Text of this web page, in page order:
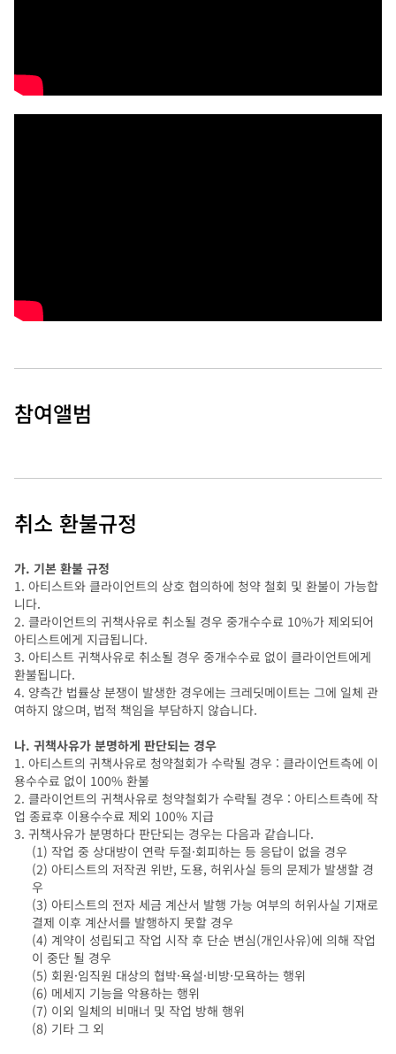
참여앨범
취소 환불규정
가. 기본 환불 규정
1. 아티스트와 클라이언트의 상호 협의하에 청약 철회 및 환불이 가능합
니다.
2. 클라이언트의 귀책사유로 취소될 경우 중개수수료 10%가 제외되어
아티스트에게 지급됩니다.
3. 아티스트 귀책사유로 취소될 경우 중개수수료 없이 클라이언트에게
환불됩니다.
4. 양측간 법률상 분쟁이 발생한 경우에는 크레딧메이트는 그에 일체 관
여하지 않으며, 법적 책임을 부담하지 않습니다.
나. 귀책사유가 분명하게 판단되는 경우
1. 아티스트의 귀책사유로 청약철회가 수락될 경우 : 클라이언트측에 이
용수수료 없이 100% 환불
2. 클라이언트의 귀책사유로 청약철회가 수락될 경우 : 아티스트측에 작
업 종료후 이용수수료 제외 100% 지급
3. 귀책사유가 분명하다 판단되는 경우는 다음과 같습니다.
(1) 작업 중 상대방이 연락 두절·회피하는 등 응답이 없을 경우
(2) 아티스트의 저작권 위반, 도용, 허위사실 등의 문제가 발생할 경
우
(3) 아티스트의 전자 세금 계산서 발행 가능 여부의 허위사실 기재로
결제 이후 계산서를 발행하지 못할 경우
(4) 계약이 성립되고 작업 시작 후 단순 변심(개인사유)에 의해 작업
이 중단 될 경우
(5) 회원·임직원 대상의 협박·욕설·비방·모욕하는 행위
(6) 메세지 기능을 악용하는 행위
(7) 이외 일체의 비매너 및 작업 방해 행위
(8) 기타 그 외